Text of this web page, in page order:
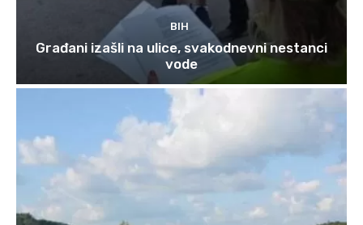
BIH
Građani izašli na ulice, svakodnevni nestanci
vode